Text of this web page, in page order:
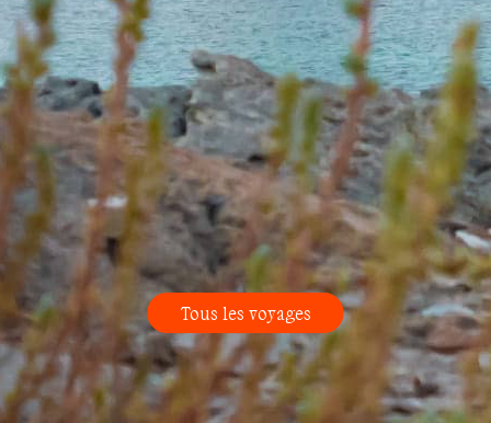
Tous les voyages